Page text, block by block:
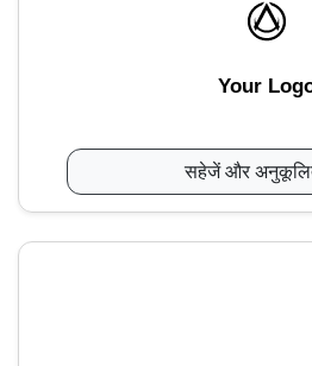
Your
सहेजें और